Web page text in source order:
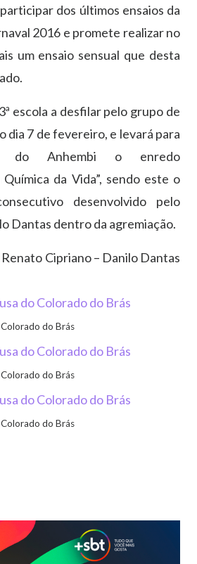
dos últimos ensaios da
2016 e promete realizar no
um ensaio sensual que desta
escola a desfilar pelo grupo de
dia 7 de fevereiro, e levará para
do Anhembi o enredo
da Vida”, sendo este o
desenvolvido pelo
Dantas dentro da agremiação.
Cipriano – Danilo Dantas
do Brás
do Brás
do Brás